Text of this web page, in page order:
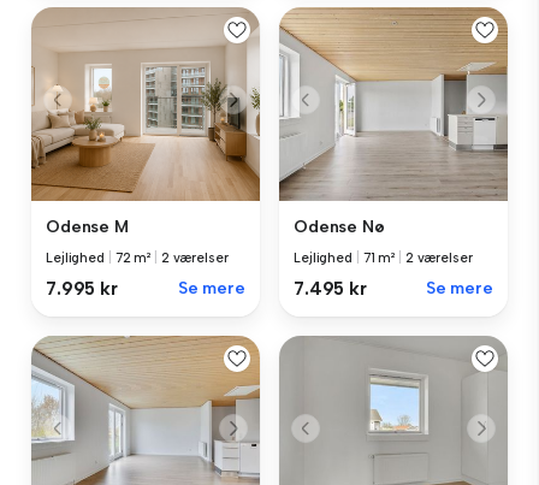
Odense M
Lejlighed 72 m² 2 værelser
7.995 kr Se mere
Odense Nø
Lejlighed 71 m² 2 værelser
7.495 kr Se mere